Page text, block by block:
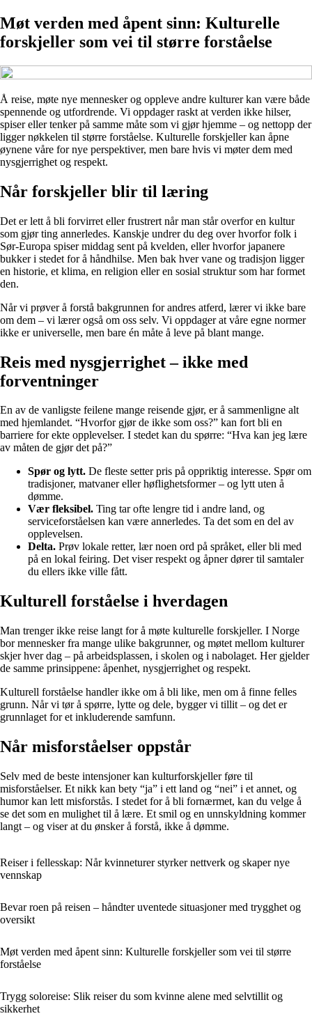
Møt verden med åpent sinn: Kulturelle
forskjeller som vei til større forståelse
Å reise, møte nye mennesker og oppleve andre kulturer kan være både
spennende og utfordrende. Vi oppdager raskt at verden ikke hilser,
spiser eller tenker på samme måte som vi gjør hjemme – og nettopp der
ligger nøkkelen til større forståelse. Kulturelle forskjeller kan åpne
øynene våre for nye perspektiver, men bare hvis vi møter dem med
nysgjerrighet og respekt.
Når forskjeller blir til læring
Det er lett å bli forvirret eller frustrert når man står overfor en kultur
som gjør ting annerledes. Kanskje undrer du deg over hvorfor folk i
Sør-Europa spiser middag sent på kvelden, eller hvorfor japanere
bukker i stedet for å håndhilse. Men bak hver vane og tradisjon ligger
en historie, et klima, en religion eller en sosial struktur som har formet
den.
Når vi prøver å forstå bakgrunnen for andres atferd, lærer vi ikke bare
om dem – vi lærer også om oss selv. Vi oppdager at våre egne normer
ikke er universelle, men bare én måte å leve på blant mange.
Reis med nysgjerrighet – ikke med
forventninger
En av de vanligste feilene mange reisende gjør, er å sammenligne alt
med hjemlandet. “Hvorfor gjør de ikke som oss?” kan fort bli en
barriere for ekte opplevelser. I stedet kan du spørre: “Hva kan jeg lære
av måten de gjør det på?”
Spør og lytt. De fleste setter pris på oppriktig interesse. Spør om
tradisjoner, matvaner eller høflighetsformer – og lytt uten å
dømme.
Vær fleksibel. Ting tar ofte lengre tid i andre land, og
serviceforståelsen kan være annerledes. Ta det som en del av
opplevelsen.
Delta. Prøv lokale retter, lær noen ord på språket, eller bli med
på en lokal feiring. Det viser respekt og åpner dører til samtaler
du ellers ikke ville fått.
Kulturell forståelse i hverdagen
Man trenger ikke reise langt for å møte kulturelle forskjeller. I Norge
bor mennesker fra mange ulike bakgrunner, og møtet mellom kulturer
skjer hver dag – på arbeidsplassen, i skolen og i nabolaget. Her gjelder
de samme prinsippene: åpenhet, nysgjerrighet og respekt.
Kulturell forståelse handler ikke om å bli like, men om å finne felles
grunn. Når vi tør å spørre, lytte og dele, bygger vi tillit – og det er
grunnlaget for et inkluderende samfunn.
Når misforståelser oppstår
Selv med de beste intensjoner kan kulturforskjeller føre til
misforståelser. Et nikk kan bety “ja” i ett land og “nei” i et annet, og
humor kan lett misforstås. I stedet for å bli fornærmet, kan du velge å
se det som en mulighet til å lære. Et smil og en unnskyldning kommer
langt – og viser at du ønsker å forstå, ikke å dømme.
Reiser i fellesskap: Når kvinneturer styrker nettverk og skaper nye
vennskap
Bevar roen på reisen – håndter uventede situasjoner med trygghet og
oversikt
Møt verden med åpent sinn: Kulturelle forskjeller som vei til større
forståelse
Trygg soloreise: Slik reiser du som kvinne alene med selvtillit og
sikkerhet